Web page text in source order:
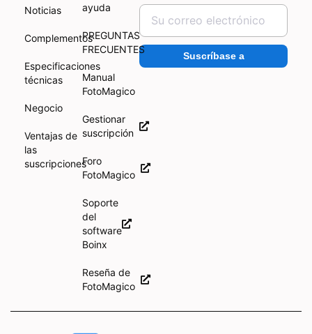
Noticias
Complementos
Especificaciones
técnicas
Negocio
Ventajas de
las
suscripciones
ayuda
PREGUNTAS
FRECUENTES
Manual
FotoMagico
Gestionar
suscripción
Foro
FotoMagico
Soporte
del
software
Boinx
Reseña de
FotoMagico
Suscríbase a